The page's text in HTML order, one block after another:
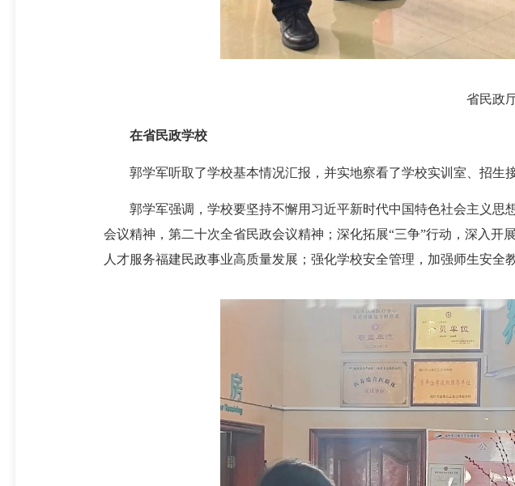
省民政厅
在省民政学校
郭学军听取了学校基本情况汇报，并实地察看了学校实训室、招生接
郭学军强调，学校要坚持不懈用习近平新时代中国特色社会主义思
会议精神，第二十次全省民政会议精神；深化拓展“三争”行动，深入
人才服务福建民政事业高质量发展；强化学校安全管理，加强师生安全